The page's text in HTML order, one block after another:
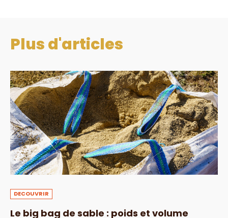
Plus d'articles
DECOUVRIR
Le big bag de sable : poids et volume